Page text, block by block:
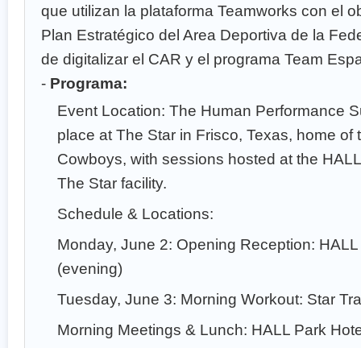
que utilizan la plataforma Teamworks con el
Plan Estratégico del Area Deportiva de la
de digitalizar el CAR y el programa Team
- Programa:
Event Location: The Human Performance
place at The Star in Frisco, Texas, home of
Cowboys, with sessions hosted at the
The Star facility.
Schedule & Locations:
Monday, June 2: Opening Reception:
(evening)
Tuesday, June 3: Morning Workout: Star
Morning Meetings & Lunch: HALL Park